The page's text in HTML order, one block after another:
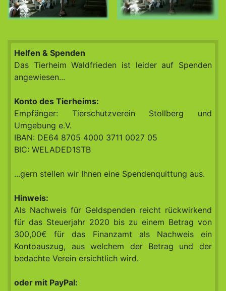
Helfen & Spenden
Das Tierheim Waldfrieden ist leider auf Spenden
angewiesen...
Konto des Tierheims:
Empfänger: Tierschutzverein Stollberg und
Umgebung e.V.
IBAN: DE64 8705 4000 3711 0027 05
BIC: WELADED1STB
...gern stellen wir Ihnen eine Spendenquittung aus.
Hinweis:
Als Nachweis für Geldspenden reicht rückwirkend
für das Steuerjahr 2020 bis zu einem Betrag von
300,00€ für das Finanzamt als Nachweis ein
Kontoauszug, aus welchem der Betrag und der
bedachte Verein ersichtlich wird.
oder mit PayPal: